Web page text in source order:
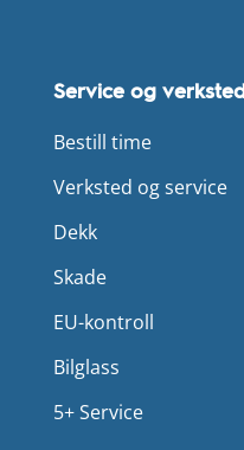
Service og verksted
Bestill time
Verksted og service
Dekk
Skade
EU-kontroll
Bilglass
5+ Service